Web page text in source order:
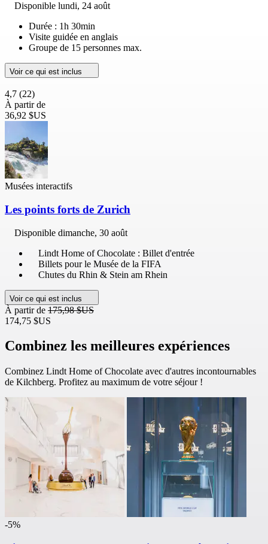
Disponible lundi, 24 août
Durée : 1h 30min
Visite guidée en anglais
Groupe de 15 personnes max.
Voir ce qui est inclus
4,7 (22)
À partir de
36,92 $US
Musées interactifs
Les points forts de Zurich
Disponible dimanche, 30 août
Lindt Home of Chocolate : Billet d'entrée
Billets pour le Musée de la FIFA
Chutes du Rhin & Stein am Rhein
Voir ce qui est inclus
À partir de 175,98 $US
174,75 $US
Combinez les meilleures expériences
Combinez Lindt Home of Chocolate avec d'autres incontournables
de Kilchberg. Profitez au maximum de votre séjour !
-5%